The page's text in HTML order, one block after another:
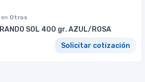
en Otros
SOL 400 gr. AZUL/ROSA
Solicitar cotización